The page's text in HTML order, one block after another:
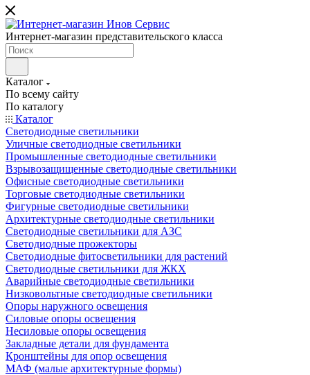
Интернет-магазин представительского класса
Каталог
По всему сайту
По каталогу
Каталог
Светодиодные светильники
Уличные светодиодные светильники
Промышленные светодиодные светильники
Взрывозащищенные светодиодные светильники
Офисные светодиодные светильники
Торговые светодиодные светильники
Фигурные светодиодные светильники
Архитектурные светодиодные светильники
Светодиодные светильники для АЗС
Светодиодные прожекторы
Светодиодные фитосветильники для растений
Светодиодные светильники для ЖКХ
Аварийные светодиодные светильники
Низковольтные светодиодные светильники
Опоры наружного освещения
Силовые опоры освещения
Несиловые опоры освещения
Закладные детали для фундамента
Кронштейны для опор освещения
МАФ (малые архитектурные формы)